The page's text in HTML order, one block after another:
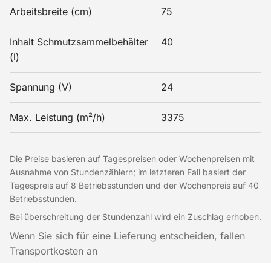
Arbeitsbreite (cm) 75
Inhalt Schmutzsammelbehälter
(l)
40
Spannung (V) 24
Max. Leistung (m²/h) 3375
Die Preise basieren auf Tagespreisen oder Wochenpreisen mit
Ausnahme von Stundenzählern; im letzteren Fall basiert der
Tagespreis auf 8 Betriebsstunden und der Wochenpreis auf 40
Betriebsstunden.
Bei überschreitung der Stundenzahl wird ein Zuschlag erhoben.
Wenn Sie sich für eine Lieferung entscheiden, fallen
Transportkosten an